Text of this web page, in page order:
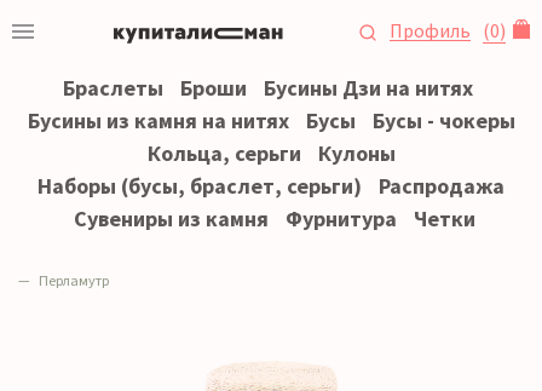
Профиль (0)
Браслеты Броши
Бусины Дзи на нитях
Бусины из камня на нитях
Бусы
Бусы - чокеры
Кольца, серьги
Кулоны
Наборы (бусы, браслет, серьги)
Распродажа
Сувениры из камня
Фурнитура Четки
Перламутр